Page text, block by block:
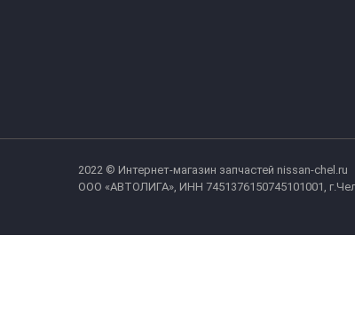
2022 © Интернет-магазин запчастей nissan-chel.ru
ООО «АВТОЛИГА», ИНН 7451376150745101001,